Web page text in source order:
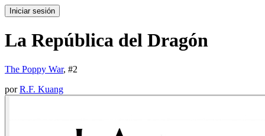
Iniciar sesión
La República del Dragón
The Poppy War, #2
porR.F. Kuang